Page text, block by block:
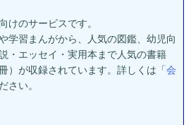
けのサービスです。
学習まんがから、人気の図鑑、幼児向
・エッセイ・実用本まで人気の書籍
）が収録されています。詳しくは「会
さい。